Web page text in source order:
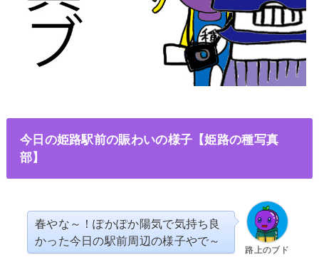
今日の姫路駅前の賑わいの様子【姫路の種写真
部】
路上のブド
春やな～！ぽかぽか陽気で気持ち良
かった今日の駅前周辺の様子やで～